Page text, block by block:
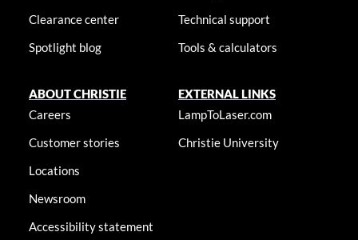
Clearance center
Spotlight blog
Technical support
Tools & calculators
ABOUT CHRISTIE
Careers
Customer stories
Locations
Newsroom
Accessibility statement
EXTERNAL LINKS
LampToLaser.com
Christie University